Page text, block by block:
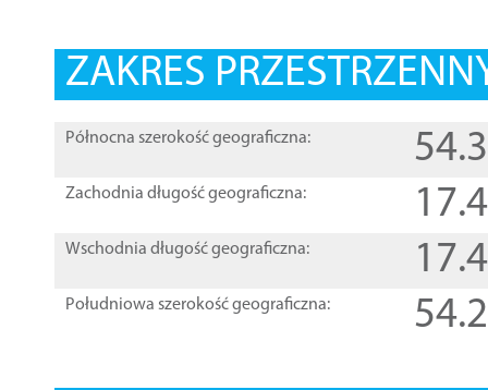
ZAKRES
Północna szerokość geograficzna:
Zachodnia długość geograficzna:
Wschodnia długość geograficzna:
Południowa szerokość geograficzna: